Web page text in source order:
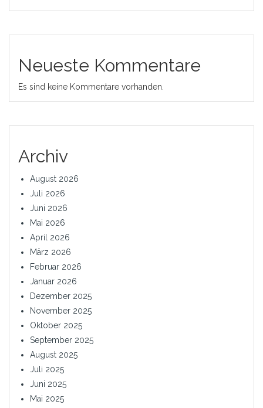
Neueste Kommentare
Es sind keine Kommentare vorhanden.
Archiv
August 2026
Juli 2026
Juni 2026
Mai 2026
April 2026
März 2026
Februar 2026
Januar 2026
Dezember 2025
November 2025
Oktober 2025
September 2025
August 2025
Juli 2025
Juni 2025
Mai 2025